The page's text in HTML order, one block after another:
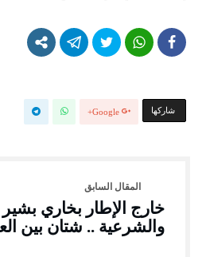
‫‫ شاركها‬ Google+
خارج الإطار بخاري
والشرعية .. شتان بين